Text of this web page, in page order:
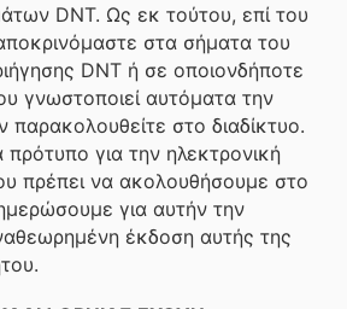
DNT. Ως εκ τούτου, επί του
στα σήματα του
DNT ή σε οποιονδήποτε
γνωστοποιεί αυτόματα την
παρακολουθείτε στο διαδίκτυο.
πρότυπο για την ηλεκτρονική
πρέπει να ακολουθήσουμε στο
για αυτήν την
έκδοση αυτής της